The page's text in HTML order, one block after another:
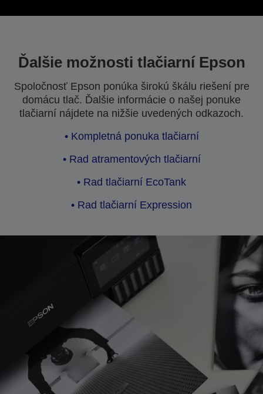
Ďalšie možnosti tlačiarní Epson
Spoločnosť Epson ponúka širokú škálu riešení pre
domácu tlač. Ďalšie informácie o našej ponuke
tlačiarní nájdete na nižšie uvedených odkazoch.
• Kompletná ponuka tlačiarní
• Rad atramentových tlačiarní
• Rad tlačiarní EcoTank
• Rad tlačiarní Expression